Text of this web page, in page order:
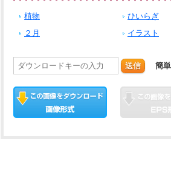
植物 ひいらぎ
２月
イラスト
送信 簡単